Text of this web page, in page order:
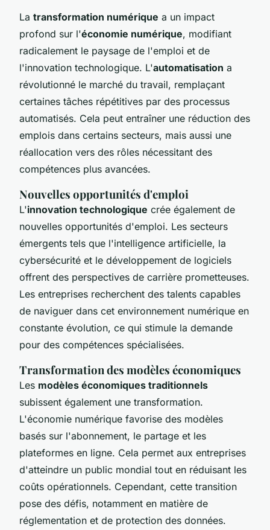
La transformation numérique a un impact
profond sur l'économie numérique, modifiant
radicalement le paysage de l'emploi et de
l'innovation technologique. L'automatisation a
révolutionné le marché du travail, remplaçant
certaines tâches répétitives par des processus
automatisés. Cela peut entraîner une réduction des
emplois dans certains secteurs, mais aussi une
réallocation vers des rôles nécessitant des
compétences plus avancées.
Nouvelles opportunités d'emploi
L'innovation technologique crée également de
nouvelles opportunités d'emploi. Les secteurs
émergents tels que l'intelligence artificielle, la
cybersécurité et le développement de logiciels
offrent des perspectives de carrière prometteuses.
Les entreprises recherchent des talents capables
de naviguer dans cet environnement numérique en
constante évolution, ce qui stimule la demande
pour des compétences spécialisées.
Transformation des modèles économiques
Les modèles économiques traditionnels
subissent également une transformation.
L'économie numérique favorise des modèles
basés sur l'abonnement, le partage et les
plateformes en ligne. Cela permet aux entreprises
d'atteindre un public mondial tout en réduisant les
coûts opérationnels. Cependant, cette transition
pose des défis, notamment en matière de
réglementation et de protection des données.